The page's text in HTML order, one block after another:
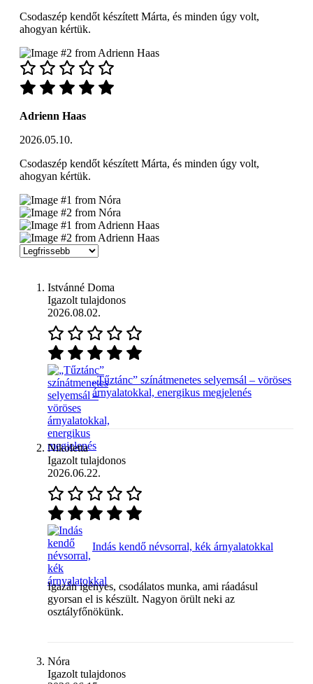
Csodaszép kendőt készített Márta, és minden úgy volt,
ahogyan kértük.
Adrienn Haas
2026.05.10.
Csodaszép kendőt készített Márta, és minden úgy volt,
ahogyan kértük.
Istvánné Doma
Igazolt tulajdonos
2026.08.02.
„Tűztánc” színátmenetes selyemsál – vöröses
árnyalatokkal, energikus megjelenés
Nikoletta
Igazolt tulajdonos
2026.06.22.
Indás kendő névsorral, kék árnyalatokkal
Igazán igényes, csodálatos munka, ami ráadásul
gyorsan el is készült. Nagyon örült neki az
osztályfőnökünk.
Nóra
Igazolt tulajdonos